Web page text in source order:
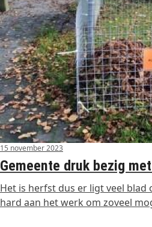
15 november 2023
Gemeente druk bezig
Het is herfst dus er ligt veel blad
hard aan het werk om zoveel